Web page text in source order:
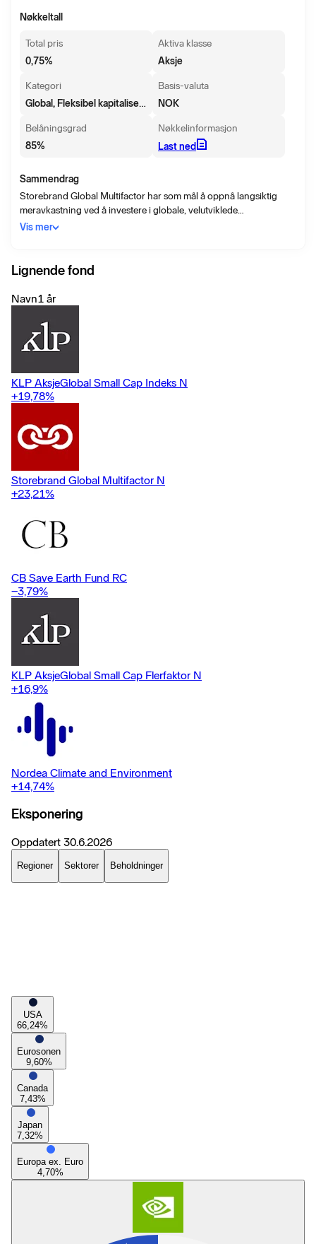
Nøkkeltall
Total pris
0,75%
Aktiva klasse
Aksje
Kategori
Global, Fleksibel kapitalisering
Basis-valuta
NOK
Belåningsgrad
85%
Nøkkelinformasjon
Last ned
Sammendrag
Storebrand Global Multifactor har som mål å oppnå langsiktig
meravkastning ved å investere i globale, velutviklede
aksjemarkeder. Fondet er et modellbasert faktorfond, som søker å
regionsnøytral, likevektet på faktornivå, og vil normalt bestå av
300-400 store og mellomstore aksjeselskaper. Fondet forvaltes i
tråd med Storebrands prinsipper for bærekraftige investeringer.
Fondet har UCITS-status, og referanseindeksen er MSCI World
NTR.
Vis mer
Lignende fond
Navn1 år
KLP AksjeGlobal Small Cap Indeks N
+19,78%
Storebrand Global Multifactor N
+23,21%
CB Save Earth Fund RC
−3,79%
KLP AksjeGlobal Small Cap Flerfaktor N
+16,9%
Nordea Climate and Environment
+14,74%
Eksponering
Oppdatert 30.6.2026
Regioner Sektorer Beholdninger
USA
66,24%
Eurosonen
9,60%
Canada
7,43%
Japan
7,32%
Europa ex. Euro
4,70%